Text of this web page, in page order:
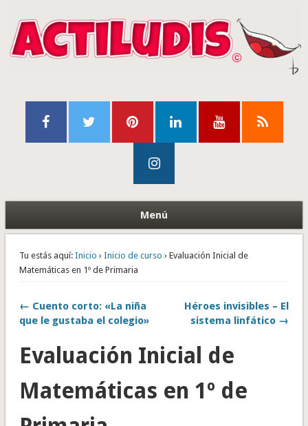
Menú
Tu estás aquí: Inicio › Inicio de curso › Evaluación Inicial de
Matemáticas en 1º de Primaria
← Cuento corto: «La niña
que le gustaba el colegio»
Héroes invisibles – El
sistema linfático →
Evaluación Inicial de
Matemáticas en 1º de